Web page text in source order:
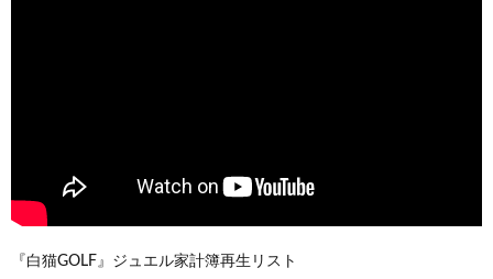
『白猫GOLF』ジュエル家計簿再生リスト